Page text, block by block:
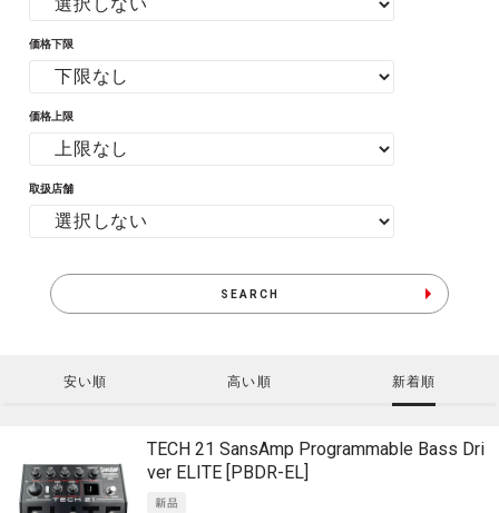
価格下限
価格上限
取扱店舗
SEARCH
安い順 高い順 新着順
TECH 21 SansAmp Programmable Bass Dri
ver ELITE [PBDR-EL]